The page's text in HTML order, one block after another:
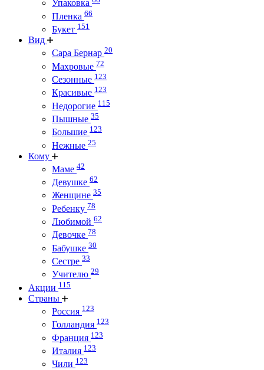
Упаковка
Пленка 66
Букет 151
Вид
Сара Бернар 20
Махровые 72
Сезонные 123
Красивые 123
Недорогие 115
Пышные 35
Большие 123
Нежные 25
Кому
Маме 42
Девушке 62
Женщине 35
Ребенку 78
Любимой 62
Девочке 78
Бабушке 30
Сестре 33
Учителю 29
Акции 115
Страны
Россия 123
Голландия 123
Франция 123
Италия 123
Чили 123